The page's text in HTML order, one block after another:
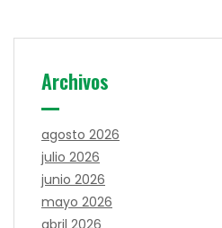
Archivos
agosto 2026
julio 2026
junio 2026
mayo 2026
abril 2026